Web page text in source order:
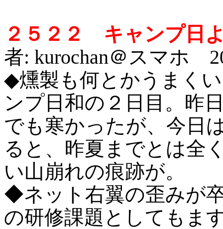
２５２２ キャンプ
者: kurochan＠スマホ
◆燻製も何とかうまく
ンプ日和の２日目。昨
でも寒かったが、今日
ると、昨夏までとは全
い山崩れの痕跡が。
◆ネット右翼の歪みが
の研修課題としてもま